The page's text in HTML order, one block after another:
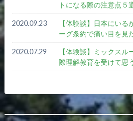
トになる際の注意点５
2020.09.23
【体験談】日本にい
ーグ条約で痛い目を見
2020.07.29
【体験談】ミックス
際理解教育を受けて思